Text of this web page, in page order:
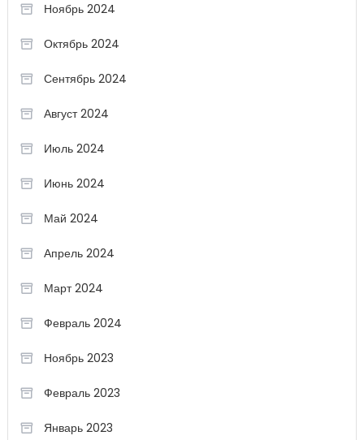
Ноябрь 2024
Октябрь 2024
Сентябрь 2024
Август 2024
Июль 2024
Июнь 2024
Май 2024
Апрель 2024
Март 2024
Февраль 2024
Ноябрь 2023
Февраль 2023
Январь 2023